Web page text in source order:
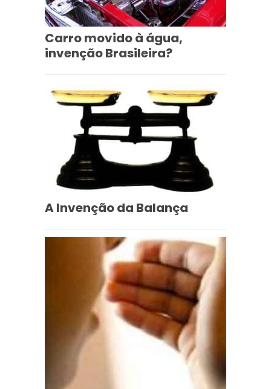
Carro movido à água,
invenção Brasileira?
A Invenção da Balança